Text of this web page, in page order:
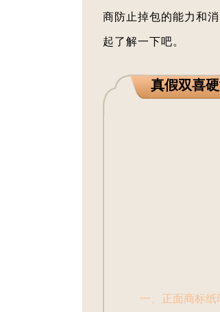
商防止掉包的能力和
起了解一下吧。
真假双喜
一、正面商标